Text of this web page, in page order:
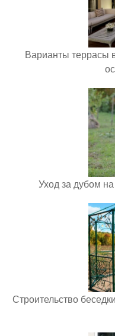
Варианты террасы
Уход за дубом
Строительство